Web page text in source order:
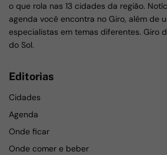
o que rola nas 13 cidades da região.
agenda você encontra no Giro, além de
especialistas em temas diferentes. Giro
do Sol.
Editorias
Cidades
Agenda
Onde ficar
Onde comer e beber